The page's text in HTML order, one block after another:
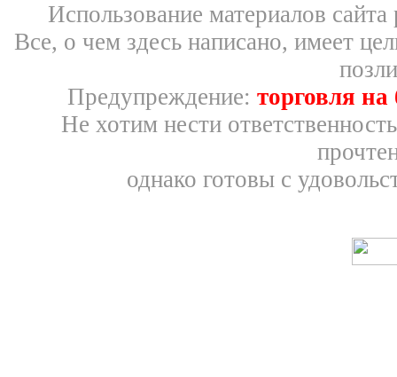
Использование материалов
Все, о чем здесь написано, имеет
Предупреждение: торговля
Не хотим нести
однако готовы с